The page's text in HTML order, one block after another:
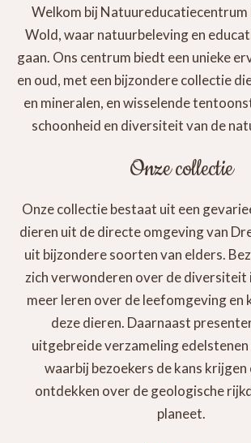
Welkom bij Natuureducatiecentrum
Wold, waar natuurbeleving en
gaan. Ons centrum biedt een unieke
en oud, met een bijzondere collectie
en mineralen, en wisselende
schoonheid en diversiteit van de
Onze collectie
Onze collectie bestaat uit een
dieren uit de directe omgeving van
uit bijzondere soorten van elders.
zich verwonderen over de diversiteit
meer leren over de leefomgeving en
deze dieren. Daarnaast
uitgebreide verzameling edelstenen
waarbij bezoekers de kans krijgen
ontdekken over de geologische
planeet.